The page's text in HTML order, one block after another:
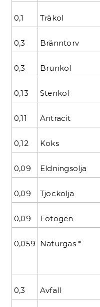
0,1 Träkol
0,3 Bränntorv
0,3 Brunkol
0,13 Stenkol
0,11 Antracit
0,12 Koks
0,09 Eldningsolja
0,09 Tjockolja
0,09 Fotogen
0,059 Naturgas *
0,3 Avfall